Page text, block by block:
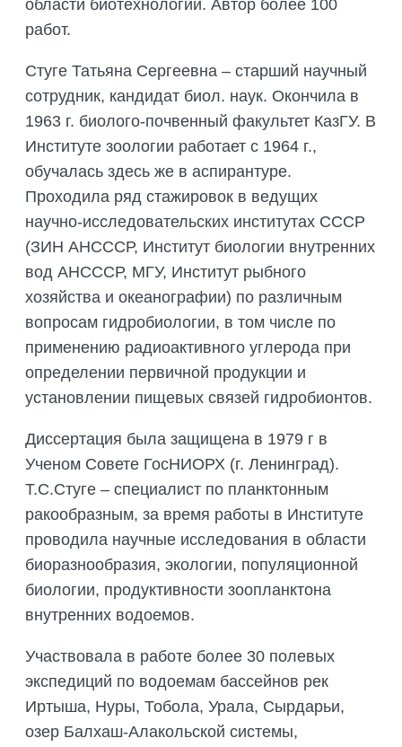
области биотехнологии. Автор более 100
работ.
Стуге Татьяна Сергеевна – старший научный
сотрудник, кандидат биол. наук. Окончила в
1963 г. биолого-почвенный факультет КазГУ. В
Институте зоологии работает с 1964 г.,
обучалась здесь же в аспирантуре.
Проходила ряд стажировок в ведущих
научно-исследовательских институтах СССР
(ЗИН АНСССР, Институт биологии внутренних
вод АНСССР, МГУ, Институт рыбного
хозяйства и океанографии) по различным
вопросам гидробиологии, в том числе по
применению радиоактивного углерода при
определении первичной продукции и
установлении пищевых связей гидробионтов.
Диссертация была защищена в 1979 г в
Ученом Совете ГосНИОРХ (г. Ленинград).
Т.С.Стуге – специалист по планктонным
ракообразным, за время работы в Институте
проводила научные исследования в области
биоразнообразия, экологии, популяционной
биологии, продуктивности зоопланктона
внутренних водоемов.
Участвовала в работе более 30 полевых
экспедиций по водоемам бассейнов рек
Иртыша, Нуры, Тобола, Урала, Сырдарьи,
озер Балхаш-Алакольской системы,